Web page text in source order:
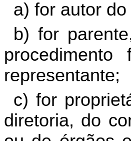
a) for autor
b) for
representante;
c) for
diretoria, do